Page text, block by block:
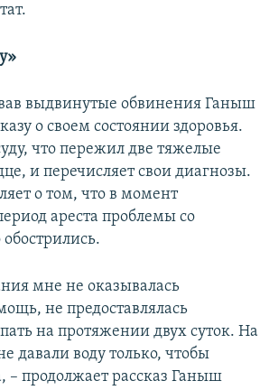
выдвинутые обвинения Ганыш
о своем состоянии здоровья.
что пережил две тяжелые
и перечисляет свои диагнозы.
о том, что в момент
ареста проблемы со
мне не оказывалась
не предоставлялась
на протяжении двух суток. На
давали воду только, чтобы
– продолжает рассказ Ганыш